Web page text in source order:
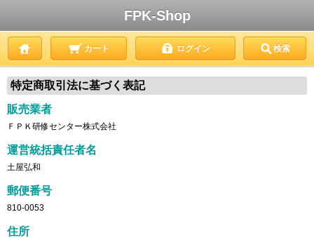
FPK-Shop
カート ログイン 検索
特定商取引法に基づく表記
販売業者
ＦＰＫ研修センター株式会社
運営統括責任者名
土屋弘和
郵便番号
810-0053
住所